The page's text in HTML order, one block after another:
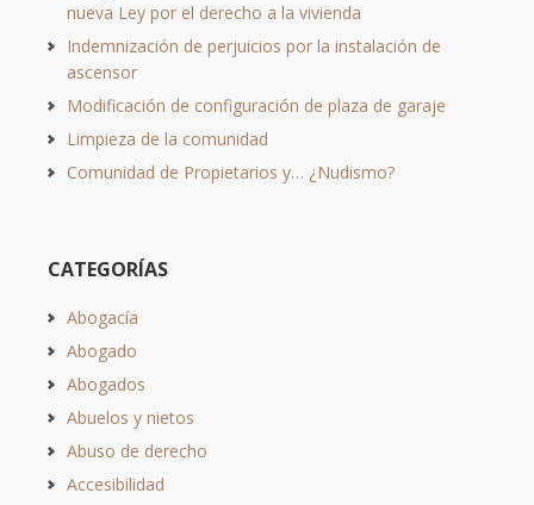
nueva Ley por el derecho a la vivienda
Indemnización de perjuicios por la instalación de
ascensor
Modificación de configuración de plaza de garaje
Limpieza de la comunidad
Comunidad de Propietarios y… ¿Nudismo?
CATEGORÍAS
Abogacía
Abogado
Abogados
Abuelos y nietos
Abuso de derecho
Accesibilidad